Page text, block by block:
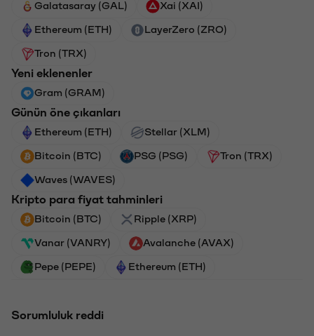
Galatasaray (GAL) Xai (XAI)
Ethereum (ETH) LayerZero (ZRO)
Tron (TRX)
Yeni eklenenler
Gram (GRAM)
Günün öne çıkanları
Ethereum (ETH) Stellar (XLM)
Bitcoin (BTC) PSG (PSG) Tron (TRX)
Waves (WAVES)
Kripto para fiyat tahminleri
Bitcoin (BTC) Ripple (XRP)
Vanar (VANRY) Avalanche (AVAX)
Pepe (PEPE) Ethereum (ETH)
Sorumluluk reddi